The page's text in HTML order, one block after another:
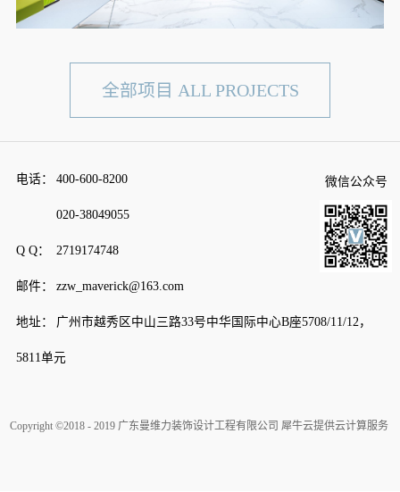
全部项目 ALL PROJECTS
电话： 400-600-8200
020-38049055
Q Q： 2719174748
邮件： zzw_maverick@163.com
地址： 广州市越秀区中山三路33号中华国际中心B座5708/11/12，
5811单元
微信公众号
Copyright ©2018 - 2019 广东曼维力装饰设计工程有限公司 犀牛云提供云计算服务